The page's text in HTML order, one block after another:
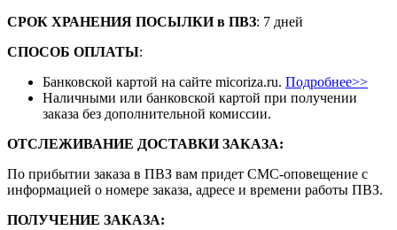
СРОК ХРАНЕНИЯ ПОСЫЛКИ в ПВЗ: 7 дней
СПОСОБ ОПЛАТЫ:
Банковской картой на сайте micoriza.ru. Подробнее>>
Наличными или банковской картой при получении
заказа без дополнительной комиссии.
ОТСЛЕЖИВАНИЕ ДОСТАВКИ ЗАКАЗА:
По прибытии заказа в ПВЗ вам придет СМС-оповещение с
информацией о номере заказа, адресе и времени работы ПВЗ.
ПОЛУЧЕНИЕ ЗАКАЗА: